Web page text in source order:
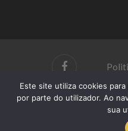
Développé
Este site utiliza cookies
por parte do utilizador. Ao
sua